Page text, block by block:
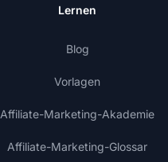
Lernen
Blog
Vorlagen
Affiliate-Marketing-Akademie
Affiliate-Marketing-Glossar